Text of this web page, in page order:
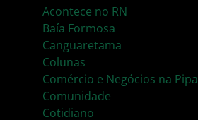
Acontece no RN
Baía Formosa
Canguaretama
Colunas
Comércio e Negócios na Pipa
Comunidade
Cotidiano